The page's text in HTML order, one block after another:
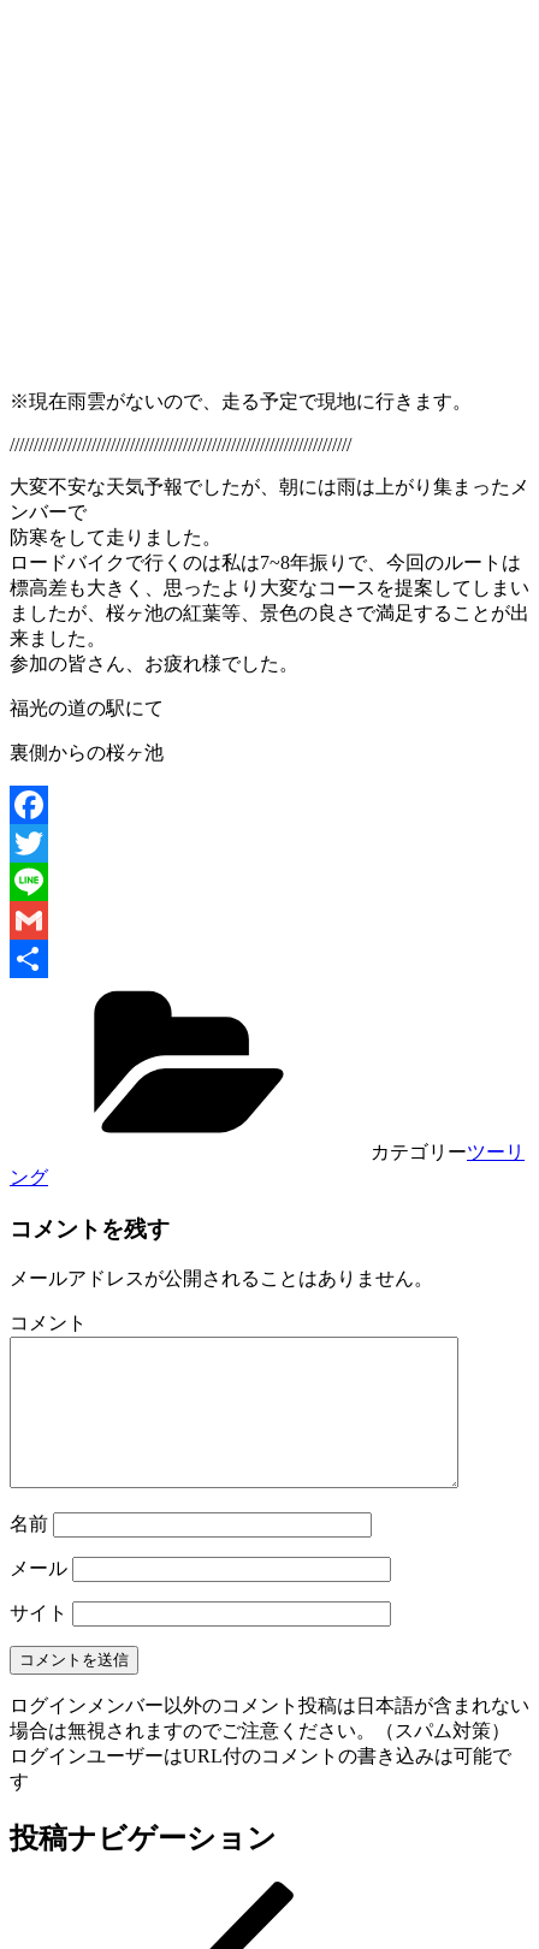
※現在雨雲がないので、走る予定で現地に行きます。
///////////////////////////////////////////////////////////////////////
大変不安な天気予報でしたが、朝には雨は上がり集まったメ
ンバーで
防寒をして走りました。
ロードバイクで行くのは私は7~8年振りで、今回のルートは
標高差も大きく、思ったより大変なコースを提案してしまい
ましたが、桜ヶ池の紅葉等、景色の良さで満足することが出
来ました。
参加の皆さん、お疲れ様でした。
福光の道の駅にて
裏側からの桜ヶ池
Facebook
Twitter
Line
Gmail
カテゴリーツーリ
ング
コメントを残す
メールアドレスが公開されることはありません。
コメント
名前
メール
サイト
ログインメンバー以外のコメント投稿は日本語が含まれない
場合は無視されますのでご注意ください。（スパム対策）
ログインユーザーはURL付のコメントの書き込みは可能で
す
投稿ナビゲーション